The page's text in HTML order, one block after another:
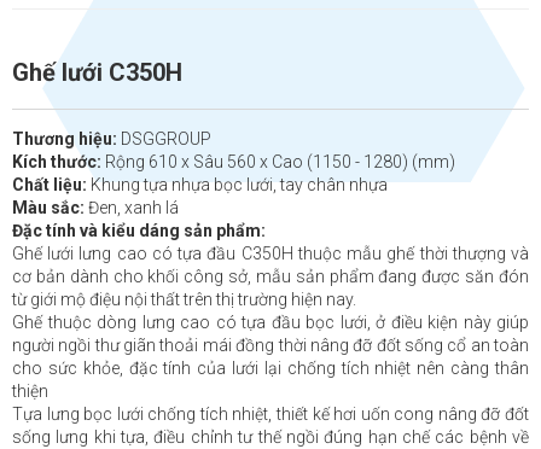
Ghế lưới C350H
Thương hiệu: DSGGROUP
Kích thước: Rộng 610 x Sâu 560 x Cao (1150 - 1280) (mm)
Chất liệu: Khung tựa nhựa bọc lưới, tay chân nhựa
Màu sắc: Đen, xanh lá
Đặc tính và kiểu dáng sản phẩm:
Ghế lưới lưng cao có tựa đầu C350H thuộc mẫu ghế thời thượng và
cơ bản dành cho khối công sở, mẫu sản phẩm đang được săn đón
từ giới mộ điệu nội thất trên thị trường hiện nay.
Ghế thuộc dòng lưng cao có tựa đầu bọc lưới, ở điều kiện này giúp
người ngồi thư giãn thoải mái đồng thời nâng đỡ đốt sống cổ an toàn
cho sức khỏe, đặc tính của lưới lại chống tích nhiệt nên càng thân
thiện
Tựa lưng bọc lưới chống tích nhiệt, thiết kế hơi uốn cong nâng đỡ đốt
sống lưng khi tựa, điều chỉnh tư thế ngồi đúng hạn chế các bệnh về